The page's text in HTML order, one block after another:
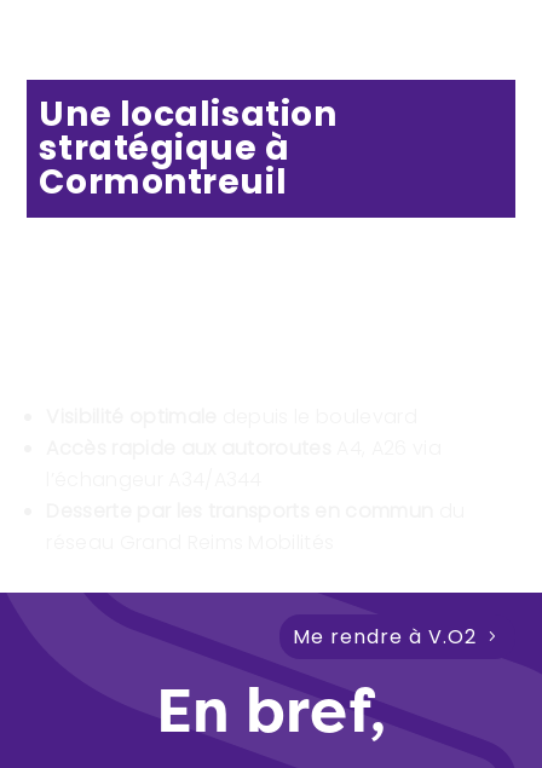
Une localisation
stratégique à
Cormontreuil
Me rendre à V.O2
En bref,